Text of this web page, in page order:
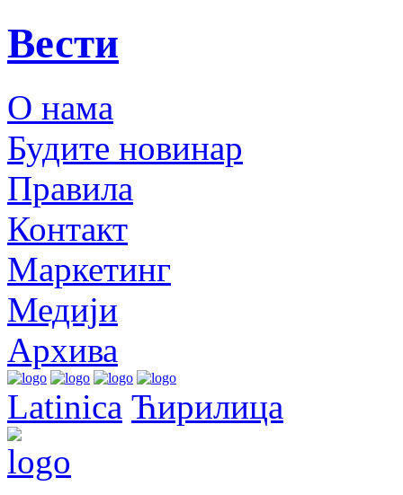
Вести
О нама
Будите новинар
Правила
Контакт
Маркетинг
Медији
Архива
Latinica Ћирилица